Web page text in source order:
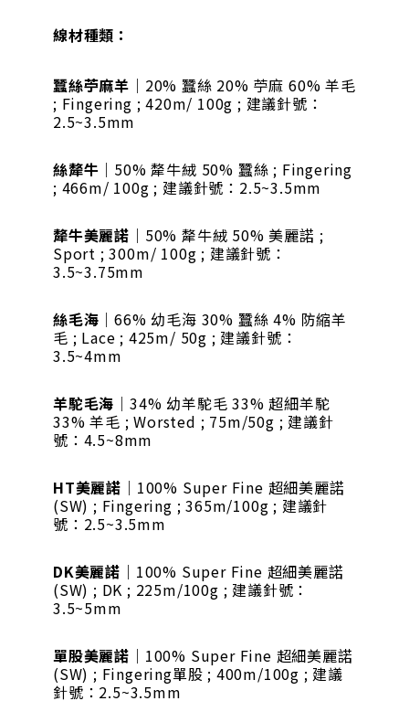
線材種類：
蠶絲苧麻羊 ｜20% 蠶絲 20% 苧麻 60% 羊毛
; Fingering ; 420m/ 100g ; 建議針號：
2.5~3.5mm
絲犛牛 ｜50% 犛牛絨 50% 蠶絲 ; Fingering
; 466m/ 100g ; 建議針號：2.5~3.5mm
犛牛美麗諾 ｜50% 犛牛絨 50% 美麗諾 ;
Sport ; 300m/ 100g ; 建議針號：
3.5~3.75mm
絲毛海 ｜66% 幼毛海 30% 蠶絲 4% 防縮羊
毛 ; Lace ; 425m/ 50g ; 建議針號：
3.5~4mm
羊駝毛海 ｜34% 幼羊駝毛 33% 超細羊駝
33% 羊毛 ; Worsted ; 75m/50g ; 建議針
號：4.5~8mm
HT美麗諾 ｜100% Super Fine 超細美麗諾
(SW) ; Fingering ; 365m/100g ; 建議針
號：2.5~3.5mm
DK美麗諾 ｜100% Super Fine 超細美麗諾
(SW) ; DK ; 225m/100g ; 建議針號：
3.5~5mm
單股美麗諾 ｜100% Super Fine 超細美麗諾
(SW) ; Fingering單股 ; 400m/100g ; 建議
針號：2.5~3.5mm